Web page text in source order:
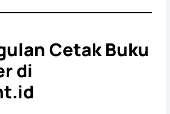
Cetak Buku
di